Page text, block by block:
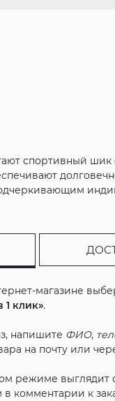
спортивный
магазине
1 клик».
напишите ФИО,
на почту или
режиме
в комментарии к